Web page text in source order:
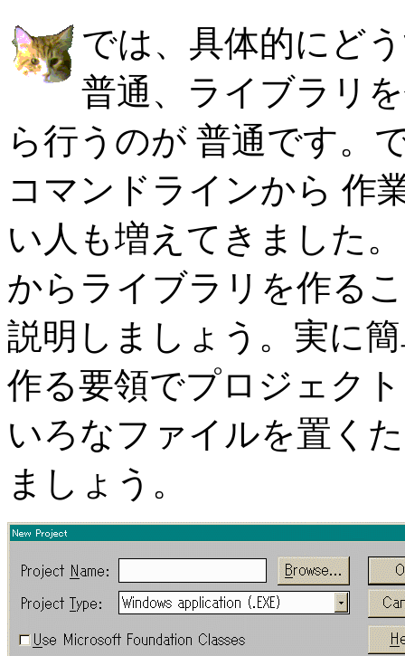
では、具体的にど
普通、ライブラリ
ら行うのが 普通です。
コマンドラインから 作
い人も増えてきました
からライブラリを作る
説明しましょう。実に
作る要領でプロジェク
いろなファイルを置く
ましょう。